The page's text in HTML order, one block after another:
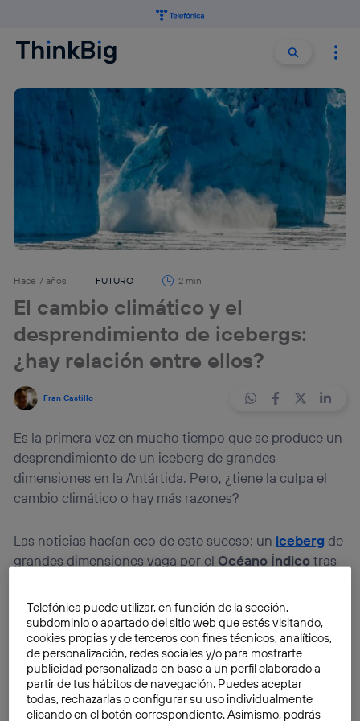
Buscar
Hace 7 años FUTURO 2 min
El cambio climático y el
desprendimiento de icebergs:
¿hay relación entre ellos?
Fran Castillo
Es la primera vez en mucho tiempo que se produce un
desprendimiento de un iceberg de grandes
dimensiones en la Antártida. Pero, ¿tiene la culpa el
cambio climático o hay más razones?
Las noticias hacían eco de este suceso: un iceberg de
grandes dimensiones vaga por el Océano Índicotras
situada en la
Antártida
Se trata de un iceberg de1.636 kilómetros cuadrados
su tamaño supera a la extensión que tiene laisla de
Gran Canaria(1.560 kilómetros cuadrados). Cabe
decir que tiene unespesor de 210 metrosy contiene
Telefónica puede utilizar, en función de la sección,
subdominio o apartado del sitio web que estés visitando,
cookies propias y de terceros con fines técnicos, analíticos,
de personalización, redes sociales y/o para mostrarte
publicidad personalizada en base a un perfil elaborado a
partir de tus hábitos de navegación. Puedes aceptar
todas, rechazarlas o configurar su uso individualmente
clicando en el botón correspondiente. Asimismo, podrás